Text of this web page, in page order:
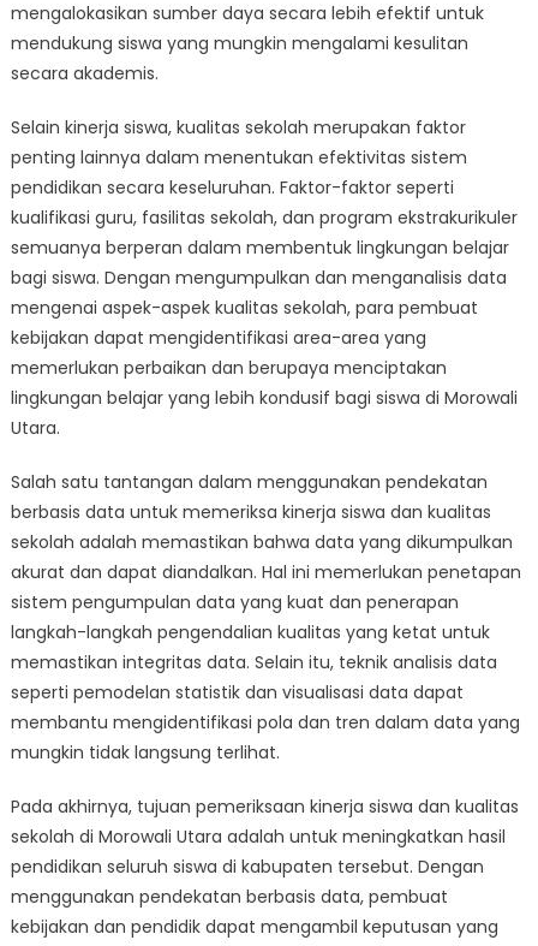
mengalokasikan sumber daya secara lebih efektif untuk
mendukung siswa yang mungkin mengalami kesulitan
secara akademis.
Selain kinerja siswa, kualitas sekolah merupakan faktor
penting lainnya dalam menentukan efektivitas sistem
pendidikan secara keseluruhan. Faktor-faktor seperti
kualifikasi guru, fasilitas sekolah, dan program ekstrakurikuler
semuanya berperan dalam membentuk lingkungan belajar
bagi siswa. Dengan mengumpulkan dan menganalisis data
mengenai aspek-aspek kualitas sekolah, para pembuat
kebijakan dapat mengidentifikasi area-area yang
memerlukan perbaikan dan berupaya menciptakan
lingkungan belajar yang lebih kondusif bagi siswa di Morowali
Utara.
Salah satu tantangan dalam menggunakan pendekatan
berbasis data untuk memeriksa kinerja siswa dan kualitas
sekolah adalah memastikan bahwa data yang dikumpulkan
akurat dan dapat diandalkan. Hal ini memerlukan penetapan
sistem pengumpulan data yang kuat dan penerapan
langkah-langkah pengendalian kualitas yang ketat untuk
memastikan integritas data. Selain itu, teknik analisis data
seperti pemodelan statistik dan visualisasi data dapat
membantu mengidentifikasi pola dan tren dalam data yang
mungkin tidak langsung terlihat.
Pada akhirnya, tujuan pemeriksaan kinerja siswa dan kualitas
sekolah di Morowali Utara adalah untuk meningkatkan hasil
pendidikan seluruh siswa di kabupaten tersebut. Dengan
menggunakan pendekatan berbasis data, pembuat
kebijakan dan pendidik dapat mengambil keputusan yang